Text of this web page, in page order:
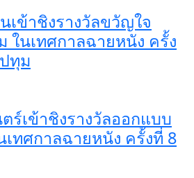
เข้าชิงรางวัลขวัญใจ
ในเทศกาลฉายหนัง ครั้ง
ทุม
ร์เข้าชิงรางวัลออกแบบ
เทศกาลฉายหนัง ครั้งที่ 8